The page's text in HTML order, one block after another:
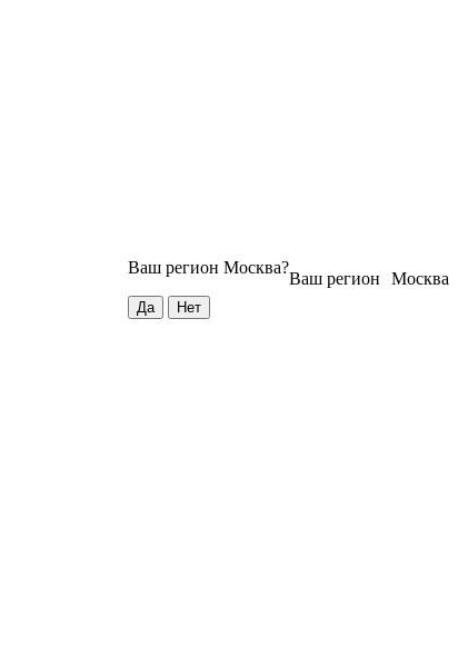
Москва
Ваш регион
Ваш регион Москва?